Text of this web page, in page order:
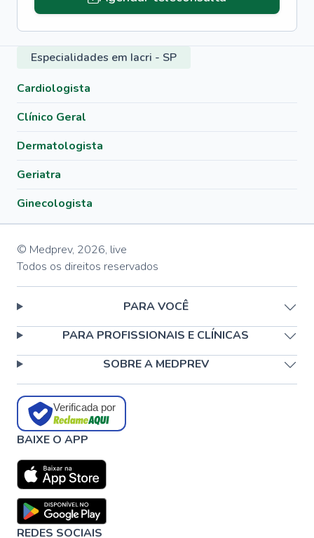
Especialidades em Iacri - SP
Cardiologista
Clínico Geral
Dermatologista
Geriatra
Ginecologista
© Medprev, 2026, live
Todos os direitos reservados
PARA VOCÊ
PARA PROFISSIONAIS E CLÍNICAS
SOBRE A MEDPREV
Verificada por
BAIXE O APP
REDES SOCIAIS